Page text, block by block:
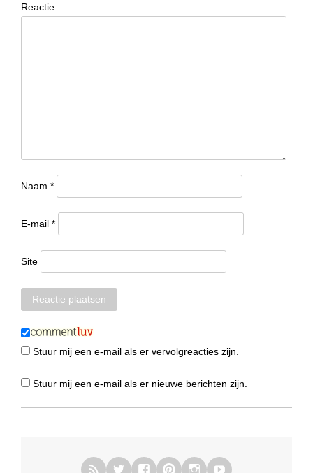
Reactie
Naam *
E-mail *
Site
Stuur mij een e-mail als er vervolgreacties zijn.
Stuur mij een e-mail als er nieuwe berichten zijn.